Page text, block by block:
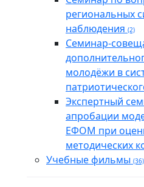
региональных
наблюдения (2)
Семинар-
молодёжи в
Экспертный
апробации
ЕФОМ при
методических
Учебные фильмы (36)